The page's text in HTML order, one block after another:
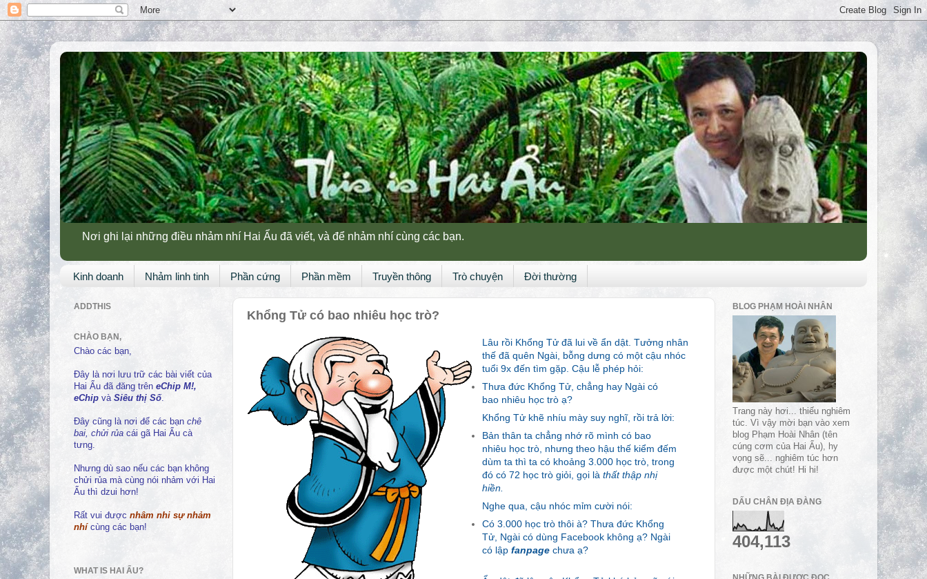
Nơi ghi lại những điều nhảm nhí Hai Ẩu đã viết, và để nhảm nhí cùng các bạn.
Kinh doanh Nhảm linh tinh Phần cứng Phần mềm Truyền thông Trò chuyện Đời thường
Khổng Tử có bao nhiêu học trò?
Lâu rồi Khổng Tử đã lui về ẩn dật. Tưởng nhân
thế đã quên Ngài, bỗng dưng có một cậu nhóc
tuổi 9x đến tìm gặp. Cậu lễ phép hỏi:
Thưa đức Khổng Tử, chẳng hay Ngài có
bao nhiêu học trò ạ?
Khổng Tử khẽ nhíu mày suy nghĩ, rồi trả lời:
Bản thân ta chẳng nhớ rõ mình có bao
nhiêu học trò, nhưng theo hậu thế kiểm đếm
dùm ta thì ta có khoảng 3.000 học trò, trong
đó có 72 học trò giỏi, gọi là thất thập nhị
hiền.
Nghe qua, cậu nhóc mỉm cười nói:
Có 3.000 học trò thôi à? Thưa đức Khổng
Tử, Ngài có dùng Facebook không ạ? Ngài
có lập fanpagechưa ạ?
ADDTHIS
CHÀO BẠN,
Chào các bạn,
Đây là nơi lưu trữ các bài viết của
Hai Ẩu đã đăng trên eChip M!,
eChip và Siêu thị Số.
Đây cũng là nơi để các bạn chê
bai, chửi rủa cái gã Hai Ẩu cà
tưng.
Nhưng dù sao nếu các bạn không
chửi rủa mà cùng nói nhảm với Hai
Ẩu thì dzui hơn!
Rất vui được nhâm nhi sự nhảm
nhí cùng các bạn!
WHAT IS HAI ẨU?
BLOG PHẠM HOÀI NHÂN
Trang này hơi... thiếu nghiêm
túc. Vì vậy mời bạn vào xem
blog Phạm Hoài Nhân (tên
cúng cơm của Hai Ẩu), hy
vọng sẽ... nghiêm túc hơn
được một chút! Hi hi!
DẤU CHÂN ĐỊA ĐÀNG
404,113